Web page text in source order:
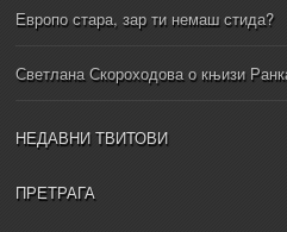
Европо стара, зар ти немаш стида?
Светлана Скороходова о књизи
НЕДАВНИ ТВИТОВИ
ПРЕТРАГА